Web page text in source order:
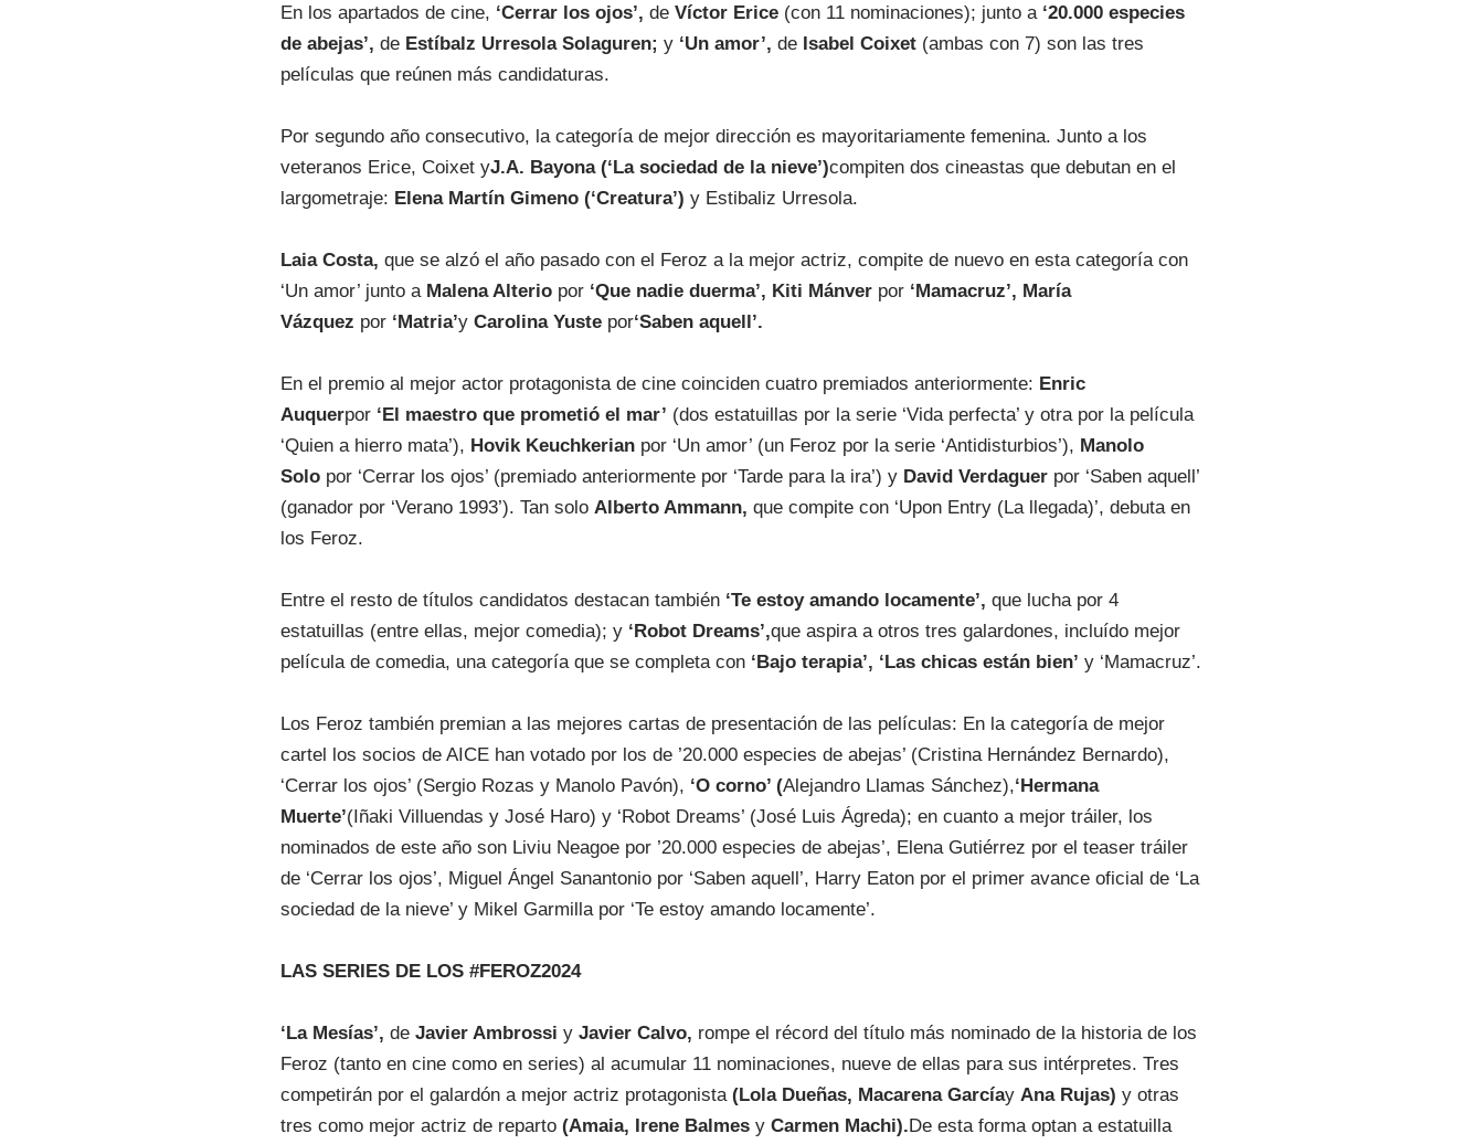
En los apartados de cine, ‘Cerrar los ojos’, deVíctor Erice (con 11 nominaciones); junto a ‘20.000 especies
de abejas’, de Estíbalz Urresola Solaguren; y ‘Un amor’, de Isabel Coixet (ambas con 7) son las tres
películas que reúnen más candidaturas.
Por segundo año consecutivo, la categoría de mejor dirección es mayoritariamente femenina. Junto a los
veteranos Erice, Coixet yJ.A. Bayona (‘La sociedad de la nieve’)compiten dos cineastas que debutan en el
largometraje: Elena Martín Gimeno (‘Creatura’) y Estibaliz Urresola.
Laia Costa, que se alzó el año pasado con el Feroz a la mejor actriz, compite de nuevo en esta categoría con
‘Un amor’ junto a Malena Alterio por ‘Que nadie duerma’, Kiti Mánver por ‘Mamacruz’, María
Vázquez por ‘Matria’yCarolina Yuste por‘Saben aquell’.
En el premio al mejor actor protagonista de cine coinciden cuatro premiados anteriormente: Enric
Auquerpor ‘El maestro que prometió el mar’ (dos estatuillas por la serie ‘Vida perfecta’ y otra por la película
‘Quien a hierro mata’), Hovik Keuchkerian por ‘Un amor’ (un Feroz por la serie ‘Antidisturbios’), Manolo
Solo por ‘Cerrar los ojos’ (premiado anteriormente por ‘Tarde para la ira’) y David Verdaguer por ‘Saben aquell’
(ganador por ‘Verano 1993’). Tan solo Alberto Ammann, que compite con ‘Upon Entry (La llegada)’, debuta en
los Feroz.
Entre el resto de títulos candidatos destacan también ‘Te estoy amando locamente’, que lucha por 4
estatuillas (entre ellas, mejor comedia); y ‘Robot Dreams’,que aspira a otros tres galardones, incluído mejor
película de comedia, una categoría que se completa con ‘Bajo terapia’, ‘Las chicas están bien’ y ‘Mamacruz’.
Los Feroz también premian a las mejores cartas de presentación de las películas: En la categoría de mejor
cartel los socios de AICE han votado por los de ’20.000 especies de abejas’ (Cristina Hernández Bernardo),
‘Cerrar los ojos’ (Sergio Rozas y Manolo Pavón), ‘O corno’ (Alejandro Llamas Sánchez),‘Hermana
Muerte’(Iñaki Villuendas y José Haro) y ‘Robot Dreams’ (José Luis Ágreda); en cuanto a mejor tráiler, los
nominados de este año son Liviu Neagoe por ’20.000 especies de abejas’, Elena Gutiérrez por el teaser tráiler
de ‘Cerrar los ojos’, Miguel Ángel Sanantonio por ‘Saben aquell’, Harry Eaton por el primer avance oficial de ‘La
sociedad de la nieve’ y Mikel Garmilla por ‘Te estoy amando locamente’.
LAS SERIES DE LOS #FEROZ2024
‘La Mesías’, deJavier Ambrossi yJavier Calvo, rompe el récord del título más nominado de la historia de los
Feroz (tanto en cine como en series) al acumular 11 nominaciones, nueve de ellas para sus intérpretes. Tres
competirán por el galardón a mejor actriz protagonista(Lola Dueñas, Macarena Garcíay Ana Rujas) y otras
tres como mejor actriz de reparto(Amaia, Irene Balmes yCarmen Machi).De esta forma optan a estatuilla